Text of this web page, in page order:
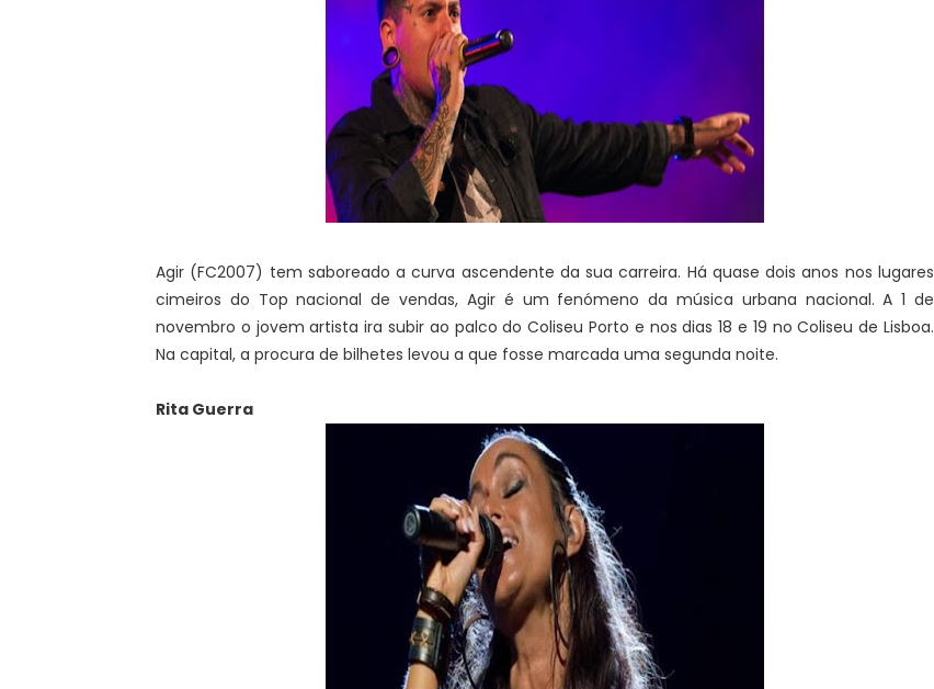
Agir (FC2007) tem saboreado a curva ascendente da sua carreira. Há quase dois anos nos lugares
cimeiros do Top nacional de vendas, Agir é um fenómeno da música urbana nacional. A 1 de
novembro o jovem artista ira subir ao palco do Coliseu Porto e nos dias 18 e 19 no Coliseu de Lisboa.
Na capital, a procura de bilhetes levou a que fosse marcada uma segunda noite.
Rita Guerra